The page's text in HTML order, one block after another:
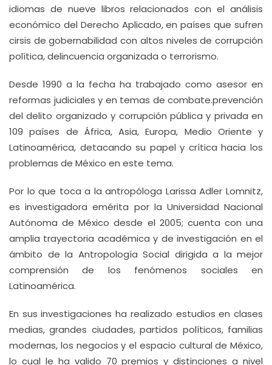
idiomas de nueve libros relacionados con el análisis
económico del Derecho Aplicado, en países que sufren
cirsis de gobernabilidad con altos niveles de corrupción
política, delincuencia organizada o terrorismo.
Desde 1990 a la fecha ha trabajado como asesor en
reformas judiciales y en temas de combate.prevención
del delito organizado y corrupción pública y privada en
109 países de África, Asia, Europa, Medio Oriente y
Latinoamérica, detacando su papel y crítica hacia los
problemas de México en este tema.
Por lo que toca a la antropóloga Larissa Adler Lomnitz,
es investigadora emérita por la Universidad Nacional
Autónoma de México desde el 2005; cuenta con una
amplia trayectoria académica y de investigación en el
ámbito de la Antropología Social dirigida a la mejor
comprensión de los fenómenos sociales en
Latinoamérica.
En sus investigaciones ha realizado estudios en clases
medias, grandes ciudades, partidos políticos, familias
modernas, los negocios y el espacio cultural de México,
lo cual le ha valido 70 premios y distinciones a nivel